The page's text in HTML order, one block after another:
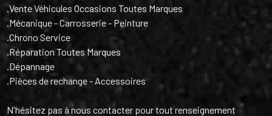
.Vente Véhicules Occasions Toutes Marques
.Mécanique - Carrosserie - Peinture
.Chrono Service
.Réparation Toutes Marques
.Dépannage
.Pièces de rechange - Accessoires
N'hésitez pas à nous contacter pour tout renseignement